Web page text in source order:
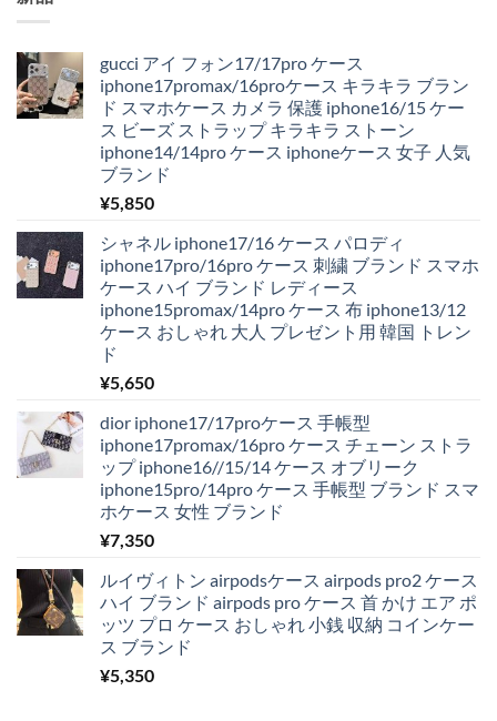
gucci アイ フォン17/17pro ケース
iphone17promax/16proケース キラキラ ブラン
ド スマホケース カメラ 保護 iphone16/15 ケー
ス ビーズ ストラップ キラキラ ストーン
iphone14/14pro ケース iphoneケース 女子 人気
ブランド
¥5,850
シャネル iphone17/16 ケース パロディ
iphone17pro/16pro ケース 刺繍 ブランド スマホ
ケース ハイ ブランド レディース
iphone15promax/14pro ケース 布 iphone13/12
ケース おしゃれ 大人 プレゼント用 韓国 トレン
ド
¥5,650
dior iphone17/17proケース 手帳型
iphone17promax/16pro ケース チェーン ストラ
ップ iphone16//15/14 ケース オブリーク
iphone15pro/14pro ケース 手帳型 ブランド スマ
ホケース 女性 ブランド
¥7,350
ルイヴィトン airpodsケース airpods pro2 ケース
ハイ ブランド airpods pro ケース 首 かけ エア ポ
ッツ プロ ケース おしゃれ 小銭 収納 コインケー
ス ブランド
¥5,350